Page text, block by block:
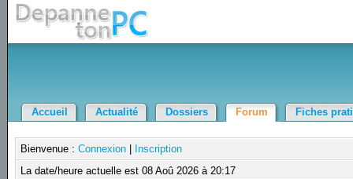
Accueil Actualité Dossiers Forum Fiches
Bienvenue :Connexion
Inscription
La date/heure actuelle est 08 Aoû 2026 à 20:17